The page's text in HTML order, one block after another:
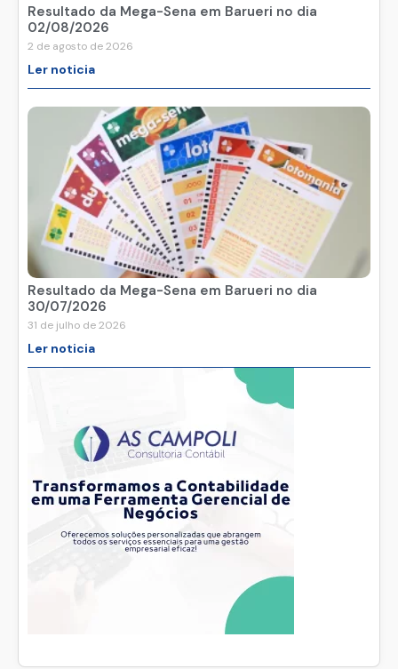
Resultado da Mega-Sena em Barueri no dia
02/08/2026
2 de agosto de 2026
Ler noticia
Resultado da Mega-Sena em Barueri no dia
30/07/2026
31 de julho de 2026
Ler noticia